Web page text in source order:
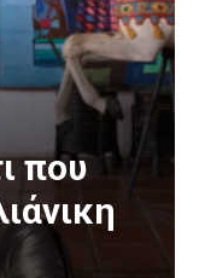
που